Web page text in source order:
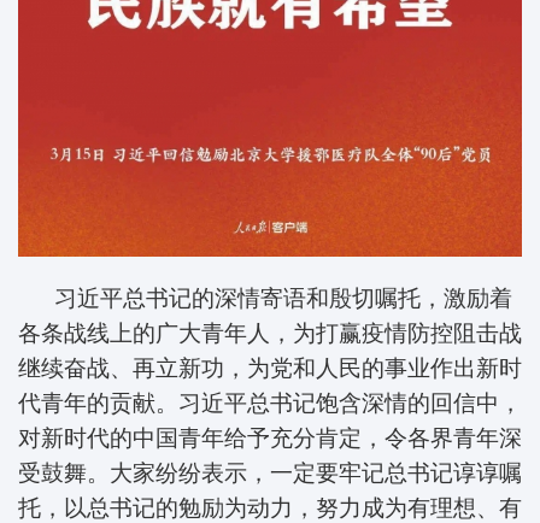
习近平总书记的深情寄语和殷切嘱托，激励着
各条战线上的广大青年人，为打赢疫情防控阻击战
继续奋战、再立新功，为党和人民的事业作出新时
代青年的贡献。习近平总书记饱含深情的回信中，
对新时代的中国青年给予充分肯定，令各界青年深
受鼓舞。大家纷纷表示，一定要牢记总书记谆谆嘱
托，以总书记的勉励为动力，努力成为有理想、有